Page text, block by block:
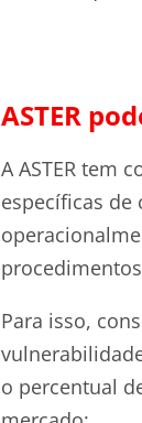
ASTER
A ASTER tem
específicas de
Para isso,
o percentual